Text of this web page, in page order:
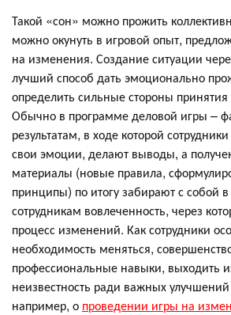
Такой «сон» можно прожить
можно окунуть в игровой опыт,
на изменения. Создание ситуации
лучший способ дать эмоционально
определить сильные стороны
Обычно в программе деловой игры –
результатам, в ходе которой
свои эмоции, делают выводы, а
материалы (новые правила,
принципы) по итогу забирают с собой
сотрудникам вовлеченность, через
процесс изменений. Как сотрудники
необходимость меняться,
профессиональные навыки, выходить
неизвестность ради важных
например, о проведении игры на